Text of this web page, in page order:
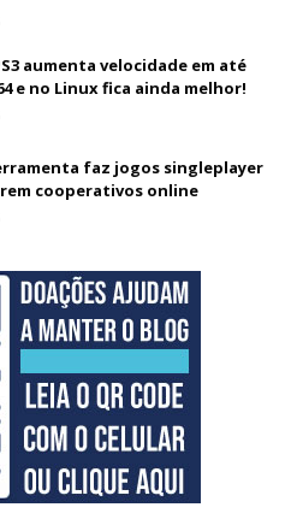
aumenta velocidade em até
e no Linux fica ainda melhor!
faz jogos singleplayer
cooperativos online